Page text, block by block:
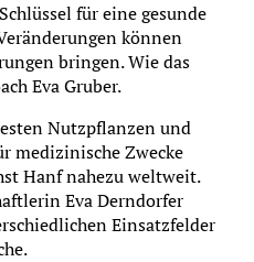
für eine gesunde
können
bringen. Wie das
Eva Gruber.
Nutzpflanzen und
medizinische Zwecke
Hanf nahezu weltweit.
Eva Derndorfer
Einsatzfelder